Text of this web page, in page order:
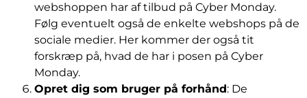
webshoppen har af tilbud på Cyber Monday.
Følg eventuelt også de enkelte webshops på de
sociale medier. Her kommer der også tit
forskræp på, hvad de har i posen på Cyber
Monday.
Opret dig som bruger på forhånd: De